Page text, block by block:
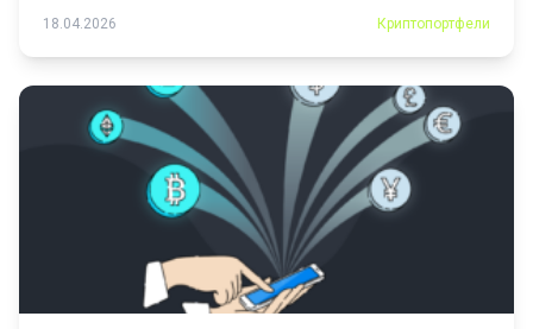
18.04.2026 Криптопортфели